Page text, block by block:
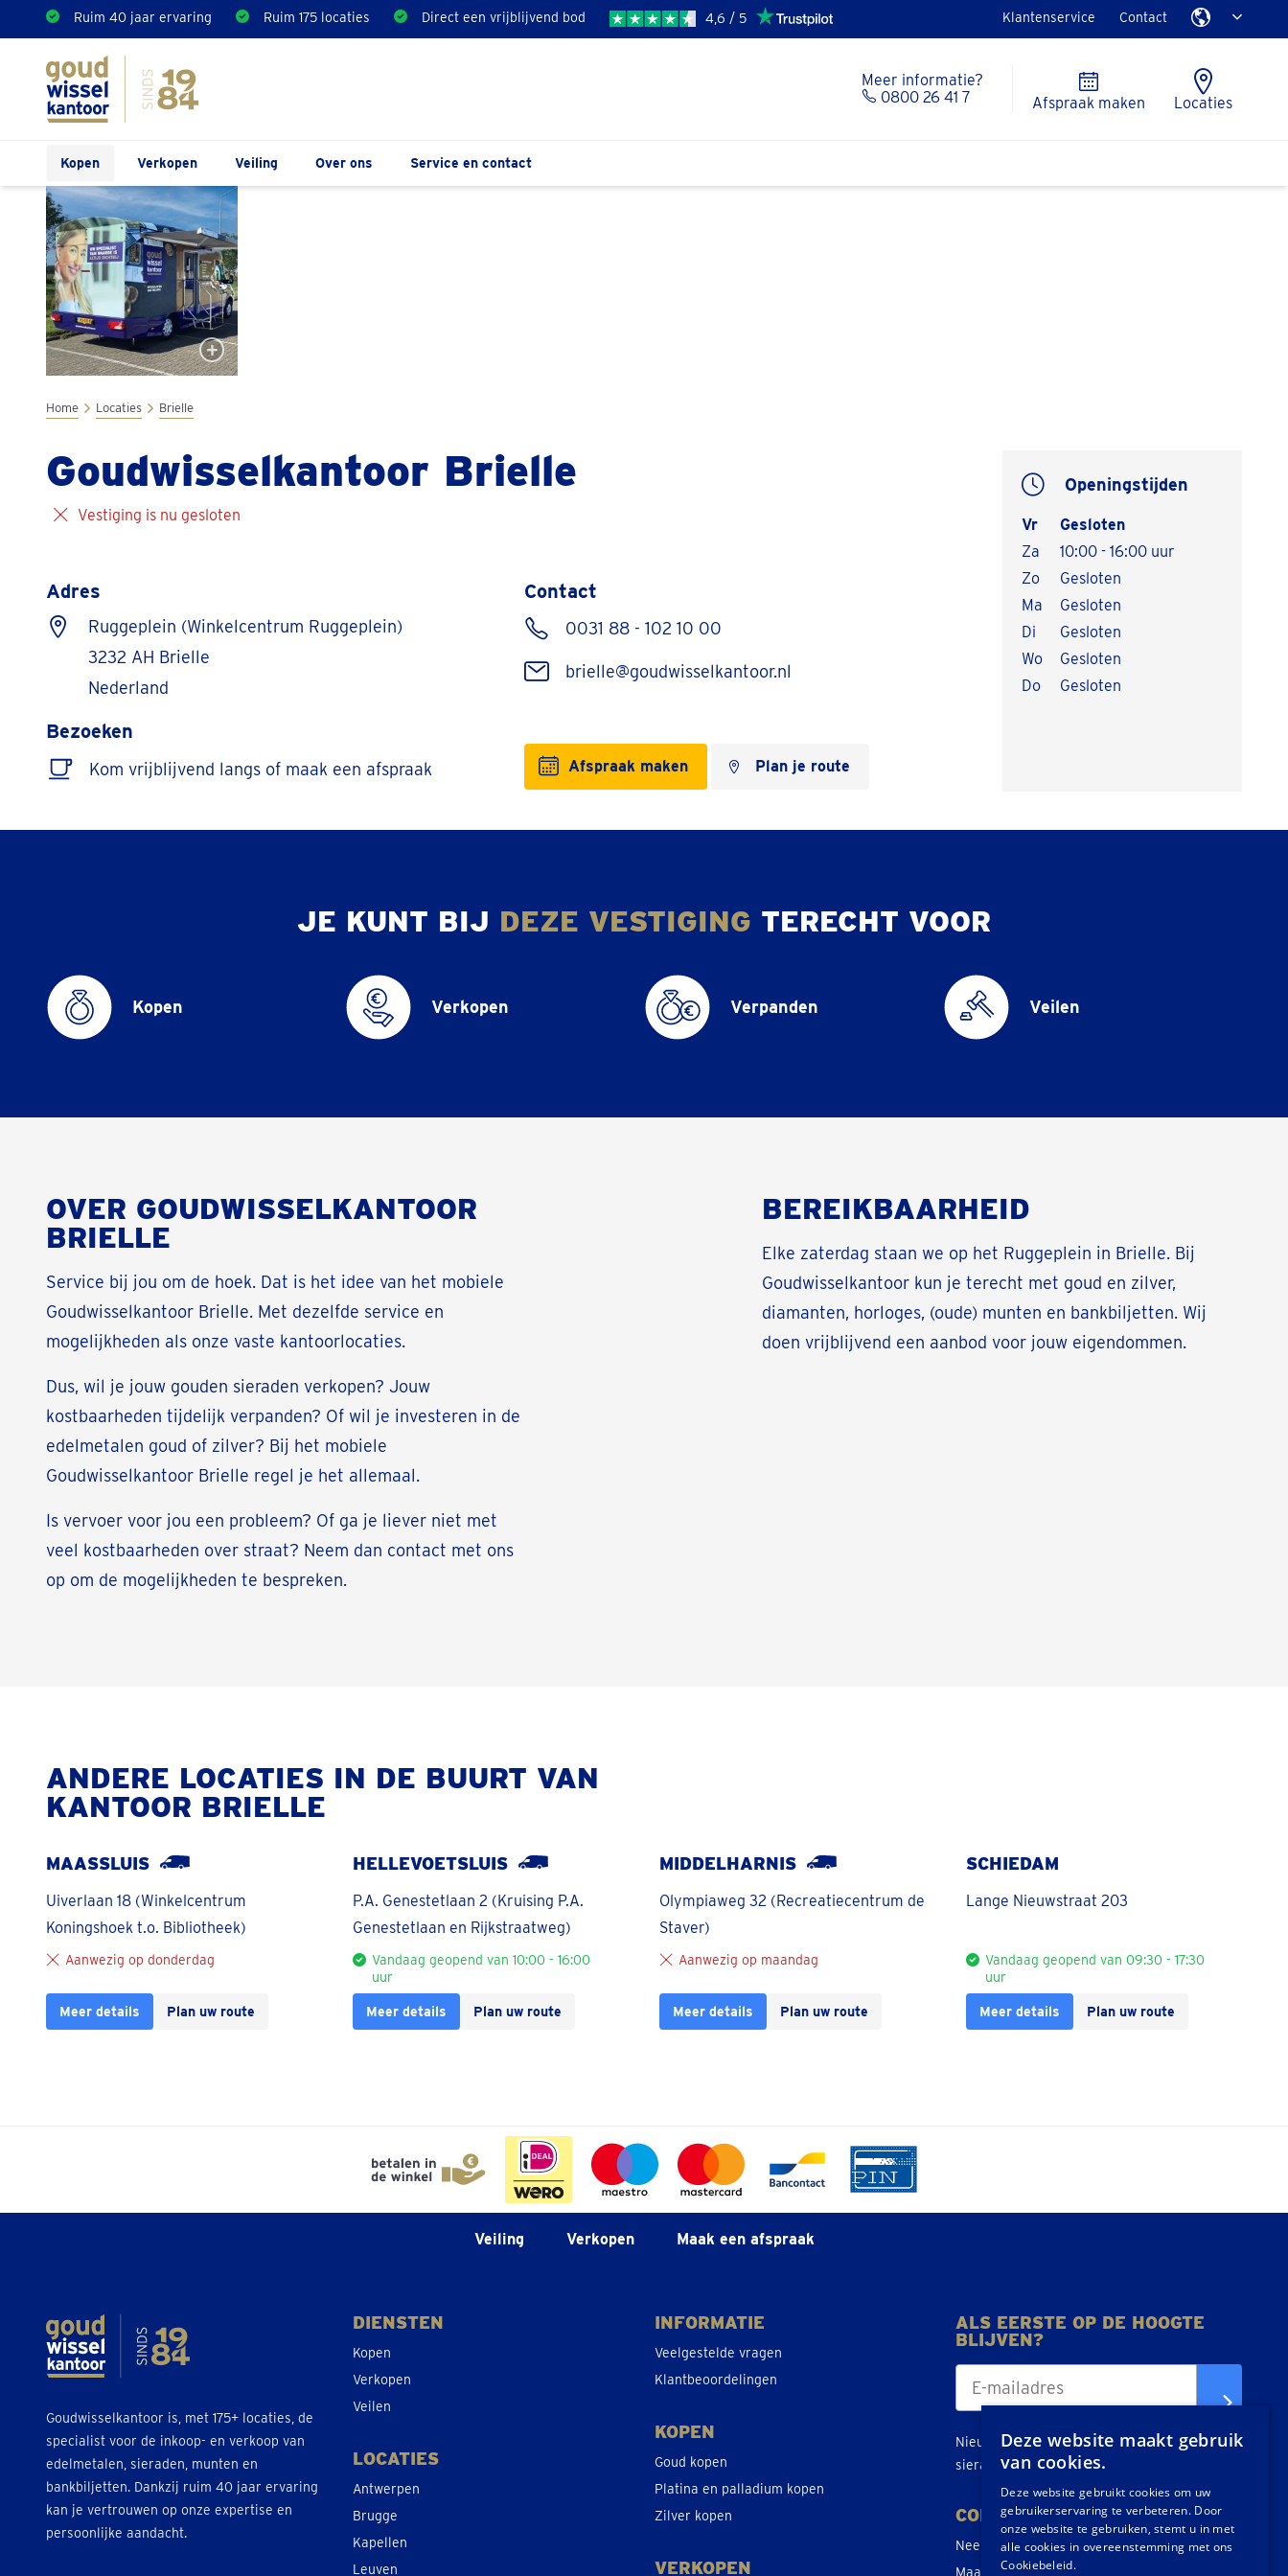
Ruim 40 jaar ervaring Ruim 175 locaties Direct een vrijblijvend bod 4,6 / 5 Klantenservice Contact
Meer informatie?
0800 26 41 7
Afspraak maken Locaties
Kopen Verkopen Veiling Over ons Service en contact
Home Locaties Brielle
Goudwisselkantoor Brielle
Vestiging is nu gesloten
Adres
Ruggeplein (Winkelcentrum Ruggeplein)
3232 AH Brielle
Nederland
Bezoeken
Kom vrijblijvend langs of maak een afspraak
Contact
0031 88 - 102 10 00
brielle@goudwisselkantoor.nl
Afspraak maken Plan je route
Openingstijden
Vr
Gesloten
Za
10:00 - 16:00 uur
Zo
Gesloten
Ma
Gesloten
Di
Gesloten
Wo
Gesloten
Do
Gesloten
JE KUNT BIJ DEZE VESTIGING TERECHT VOOR
Kopen Verkopen Verpanden Veilen
OVER GOUDWISSELKANTOOR
BRIELLE
Service bij jou om de hoek. Dat is het idee van het mobiele
Goudwisselkantoor Brielle. Met dezelfde service en
mogelijkheden als onze vaste kantoorlocaties.
Dus, wil je jouw gouden sieraden verkopen? Jouw
kostbaarheden tijdelijk verpanden? Of wil je investeren in de
edelmetalen goud of zilver? Bij het mobiele
Goudwisselkantoor Brielle regel je het allemaal.
Is vervoer voor jou een probleem? Of ga je liever niet met
veel kostbaarheden over straat? Neem dan contact met ons
op om de mogelijkheden te bespreken.
BEREIKBAARHEID
Elke zaterdag staan we op het Ruggeplein in Brielle. Bij
Goudwisselkantoor kun je terecht met goud en zilver,
diamanten, horloges, (oude) munten en bankbiljetten. Wij
doen vrijblijvend een aanbod voor jouw eigendommen.
ANDERE LOCATIES IN DE BUURT VAN
KANTOOR BRIELLE
MAASSLUIS
Uiverlaan 18 (Winkelcentrum
Koningshoek t.o. Bibliotheek)
Aanwezig op donderdag
Meer details Plan uw route
HELLEVOETSLUIS
P.A. Genestetlaan 2 (Kruising P.A.
Genestetlaan en Rijkstraatweg)
Vandaag geopend van 10:00 - 16:00
uur
Meer details Plan uw route
MIDDELHARNIS
Olympiaweg 32 (Recreatiecentrum de
Staver)
Aanwezig op maandag
Meer details Plan uw route
SCHIEDAM
Lange Nieuwstraat 203
Vandaag geopend van 09:30 - 17:30
uur
Meer details Plan uw route
Veiling Verkopen Maak een afspraak
Goudwisselkantoor is, met 175+ locaties, de
specialist voor de inkoop- en verkoop van
edelmetalen, sieraden, munten en
bankbiljetten. Dankzij ruim 40 jaar ervaring
kan je vertrouwen op onze expertise en
persoonlijke aandacht.
DIENSTEN
Kopen
Verkopen
Veilen
LOCATIES
Antwerpen
Brugge
Kapellen
Leuven
INFORMATIE
Veelgestelde vragen
Klantbeoordelingen
KOPEN
Goud kopen
Platina en palladium kopen
Zilver kopen
VERKOPEN
ALS EERSTE OP DE HOOGTE
BLIJVEN?
Nieuws, tips en acties over goud, zilver en
sieraden direct in je inbox.
CONTACT
Neem contact op
Maak een afspraak
Deze website maakt gebruik
van cookies.
Deze website gebruikt cookies om uw
gebruikerservaring te verbeteren. Door
onze website te gebruiken, stemt u in met
alle cookies in overeenstemming met ons
Cookiebeleid.